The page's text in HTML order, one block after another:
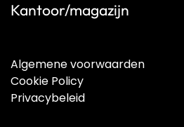
Kantoor/magazijn
Algemene voorwaarden
Cookie Policy
Privacybeleid